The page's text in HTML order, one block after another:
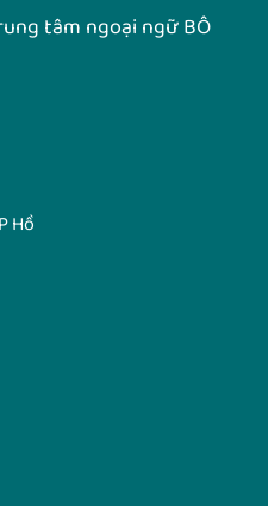
tâm ngoại ngữ BÔ
Hồ